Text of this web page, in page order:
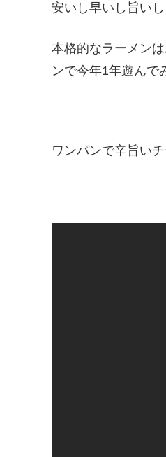
安いし早いし旨い
本格的なラーメン
ンで今年1年遊んで
ワンパンで辛旨い